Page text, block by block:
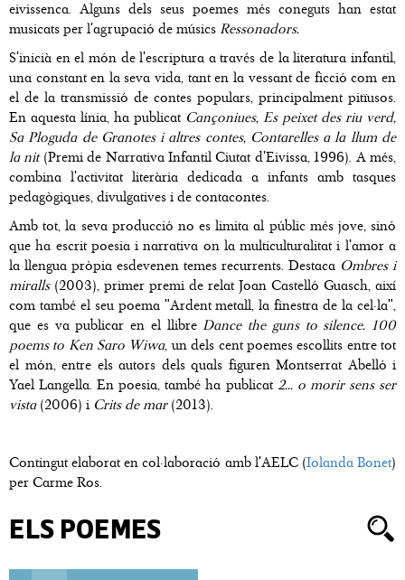
eivissenca. Alguns dels seus poemes més coneguts han estat
musicats per l'agrupació de músics Ressonadors.
S'inicià en el món de l'escriptura a través de la literatura infantil,
una constant en la seva vida, tant en la vessant de ficció com en
el de la transmissió de contes populars, principalment pitïusos.
En aquesta línia, ha publicat Cançoniues, Es peixet des riu verd,
Sa Ploguda de Granotes i altres contes, Contarelles a la llum de
la nit (Premi de Narrativa Infantil Ciutat d'Eivissa, 1996). A més,
combina l'activitat literària dedicada a infants amb tasques
pedagògiques, divulgatives i de contacontes.
Amb tot, la seva producció no es limita al públic més jove, sinó
que ha escrit poesia i narrativa on la multiculturalitat i l'amor a
la llengua pròpia esdevenen temes recurrents. Destaca Ombres i
miralls (2003), primer premi de relat Joan Castelló Guasch, així
com també el seu poema "Ardent metall, la finestra de la cel·la",
que es va publicar en el llibreDance the guns to silence. 100
poems to Ken Saro Wiwa, un dels cent poemes escollits entre tot
el món, entre els autors dels quals figuren Montserrat Abelló i
Yael Langella. En poesia, també ha publicat 2... o morir sens ser
vista (2006) i Crits de mar (2013).
Contingut elaborat en col·laboració amb l'AELC (Iolanda Bonet)
per Carme Ros.
ELS POEMES